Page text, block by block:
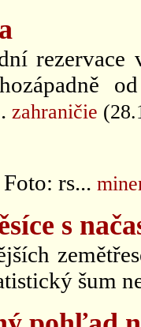
rezervace
zahraničie
rs...
s
šum